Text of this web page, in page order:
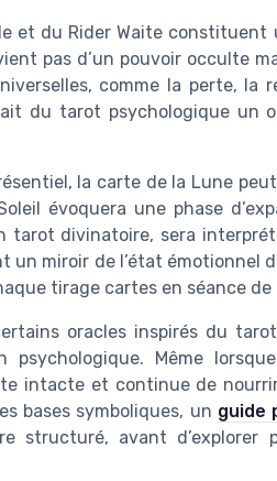
et du Rider Waite constituent
pas d’un pouvoir occulte
comme la perte, la
du tarot psychologique un
la carte de la Lune
évoquera une phase
tarot divinatoire, sera
un miroir de l’état émotionnel
tirage cartes en séance de
oracles inspirés du
Même lorsque
intacte et continue de
bases symboliques, un guide
structuré, avant d’explorer